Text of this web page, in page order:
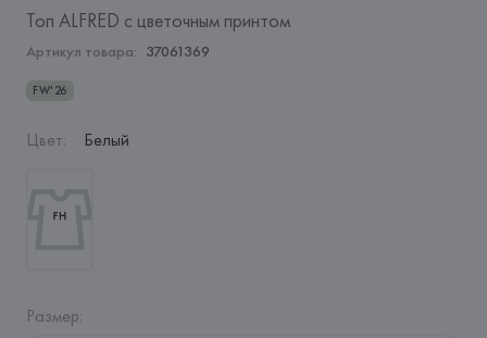
Топ ALFRED с цветочным принтом
Артикул товара: 37061369
FW'26
Цвет: Белый
Размер: